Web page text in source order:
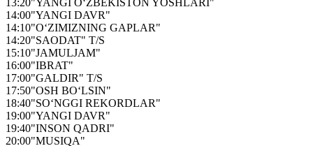
14:00"YANGI DAVR"
14:10"O‘ZIMIZNING GAPLAR"
14:20"SAODAT" T/S
15:10"JAMULJAM"
16:00"IBRAT"
17:00"GALDIR" T/S
17:50"OSH BO‘LSIN"
18:40"SO‘NGGI REKORDLAR"
19:00"YANGI DAVR"
19:40"INSON QADRI"
20:00"MUSIQA"